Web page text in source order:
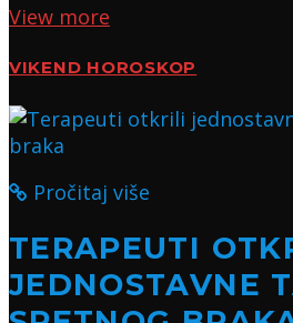
View more
VIKEND HOROSKOP
Pročitaj više
TERAPEUTI
JEDNOSTAVNE